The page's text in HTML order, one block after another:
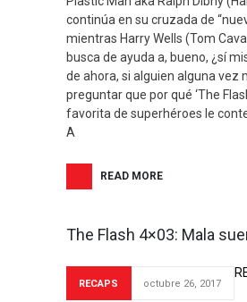
continúa en su cruzada de
mientras Harry Wells (Tom
busca de ayuda a, bueno, ¿sí
de ahora, si alguien alguna vez
preguntar que por qué ‘The
favorita de superhéroes le
A
READ MORE
The Flash 4×03: Mala
RECAPS octubre 26, 2017